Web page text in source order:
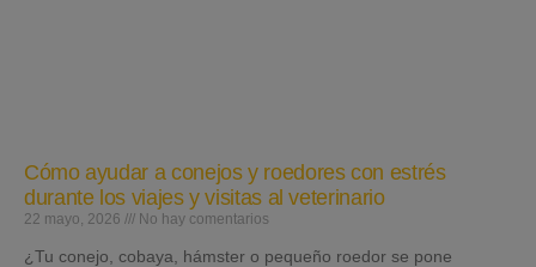
Cómo ayudar a conejos y roedores con estrés
durante los viajes y visitas al veterinario
22 mayo, 2026 No hay comentarios
¿Tu conejo, cobaya, hámster o pequeño roedor se pone